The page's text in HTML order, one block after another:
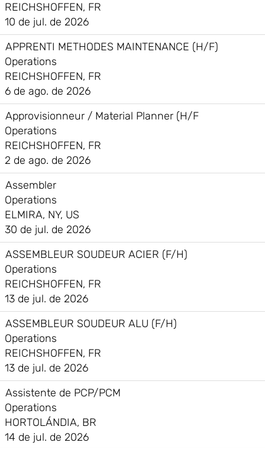
REICHSHOFFEN, FR
10 de jul. de 2026
APPRENTI METHODES MAINTENANCE (H/F)
Operations
REICHSHOFFEN, FR
6 de ago. de 2026
Approvisionneur / Material Planner (H/F
Operations
REICHSHOFFEN, FR
2 de ago. de 2026
Assembler
Operations
ELMIRA, NY, US
30 de jul. de 2026
ASSEMBLEUR SOUDEUR ACIER (F/H)
Operations
REICHSHOFFEN, FR
13 de jul. de 2026
ASSEMBLEUR SOUDEUR ALU (F/H)
Operations
REICHSHOFFEN, FR
13 de jul. de 2026
Assistente de PCP/PCM
Operations
HORTOLÁNDIA, BR
14 de jul. de 2026